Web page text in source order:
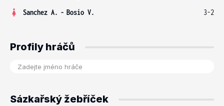
Sanchez A. - Bosio V. 3-2
Profily hráčů
Sázkařský žebříček